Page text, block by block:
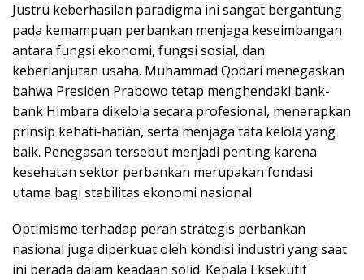
Justru keberhasilan paradigma ini sangat bergantung
pada kemampuan perbankan menjaga keseimbangan
antara fungsi ekonomi, fungsi sosial, dan
keberlanjutan usaha. Muhammad Qodari menegaskan
bahwa Presiden Prabowo tetap menghendaki bank-
bank Himbara dikelola secara profesional, menerapkan
prinsip kehati-hatian, serta menjaga tata kelola yang
baik. Penegasan tersebut menjadi penting karena
kesehatan sektor perbankan merupakan fondasi
utama bagi stabilitas ekonomi nasional.
Optimisme terhadap peran strategis perbankan
nasional juga diperkuat oleh kondisi industri yang saat
ini berada dalam keadaan solid. Kepala Eksekutif